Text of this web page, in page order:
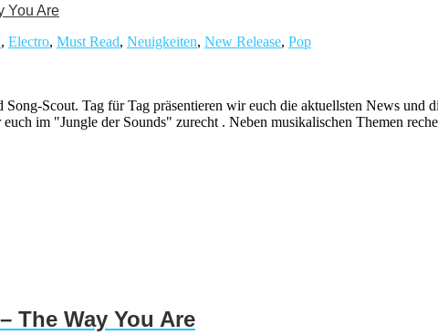
You Are
, Electro, Must Read, Neuigkeiten, New Release, Pop
Scout. Tag für Tag präsentieren wir euch die aktuellsten News
im "Jungle der Sounds" zurecht . Neben musikalischen Themen
The Way You Are